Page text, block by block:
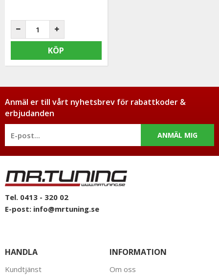
KÖP
Anmäl er till vårt nyhetsbrev för rabattkoder &
erbjudanden
ANMÄL MIG
Tel. 0413 - 320 02
E-post: info@mrtuning.se
HANDLA
Kundtjänst
INFORMATION
Om oss